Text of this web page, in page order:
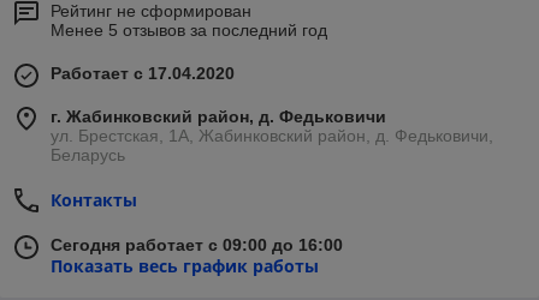
Рейтинг не сформирован
Менее 5 отзывов за последний год
Работает с 17.04.2020
г. Жабинковский район, д. Федьковичи
ул. Брестская, 1А, Жабинковский район, д. Федьковичи,
Беларусь
Контакты
Сегодня работает с 09:00 до 16:00
Показать весь график работы